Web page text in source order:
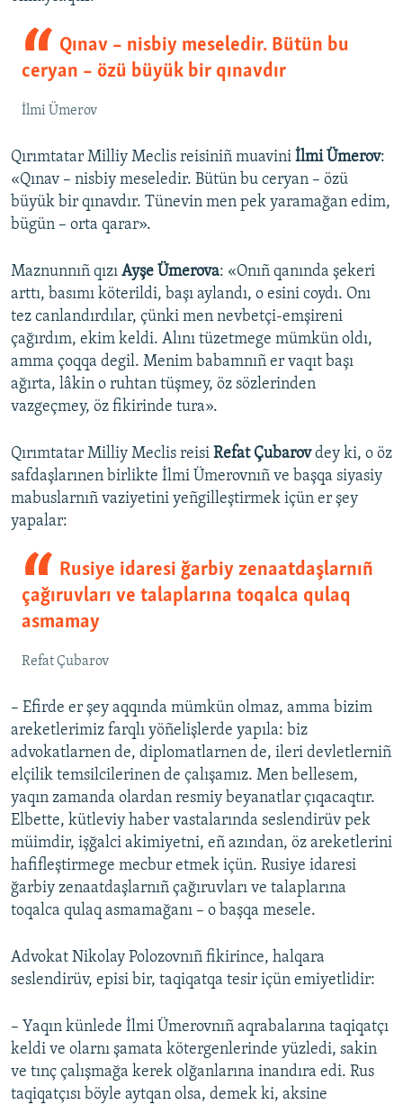
Qınav – nisbiy meseledir. Bütün bu
ceryan – özü büyük bir qınavdır
İlmi Ümerov
Qırımtatar Milliy Meclis reisiniñ muavini İlmi Ümerov:
«Qınav – nisbiy meseledir. Bütün bu ceryan – özü
büyük bir qınavdır. Tünevin men pek yaramağan edim,
bügün – orta qarar».
Maznunnıñ qızı Ayşe Ümerova: «Onıñ qanında şekeri
arttı, basımı köterildi, başı aylandı, o esini coydı. Onı
tez canlandırdılar, çünki men nevbetçi-emşireni
çağırdım, ekim keldi. Alını tüzetmege mümkün oldı,
amma çoqqa degil. Menim babamnıñ er vaqıt başı
ağırta, lâkin o ruhtan tüşmey, öz sözlerinden
vazgeçmey, öz fikirinde tura».
Qırımtatar Milliy Meclis reisi Refat Çubarovdey ki, o öz
safdaşlarınen birlikte İlmi Ümerovnıñ ve başqa siyasiy
mabuslarnıñ vaziyetini yeñgilleştirmek içün er şey
yapalar:
Rusiye idaresi ğarbiy zenaatdaşlarnıñ
çağıruvları ve talaplarına toqalca qulaq
asmamay
Refat Çubarov
– Efirde er şey aqqında mümkün olmaz, amma bizim
areketlerimiz farqlı yöñelişlerde yapıla: biz
advokatlarnen de, diplomatlarnen de, ileri devletlerniñ
elçilik temsilcilerinen de çalışamız. Men bellesem,
yaqın zamanda olardan resmiy beyanatlar çıqacaqtır.
Elbette, kütleviy haber vastalarında seslendirüv pek
müimdir, işğalci akimiyetni, eñ azından, öz areketlerini
hafifleştirmege mecbur etmek içün. Rusiye idaresi
ğarbiy zenaatdaşlarnıñ çağıruvları ve talaplarına
toqalca qulaq asmamağanı – o başqa mesele.
Advokat Nikolay Polozovnıñ fikirince, halqara
seslendirüv, episi bir, taqiqatqa tesir içün emiyetlidir:
– Yaqın künlede İlmi Ümerovnıñ aqrabalarına taqiqatçı
keldi ve olarnı şamata kötergenlerinde yüzledi, sakin
ve tınç çalışmağa kerek olğanlarına inandıra edi. Rus
taqiqatçısı böyle aytqan olsa, demek ki, aksine